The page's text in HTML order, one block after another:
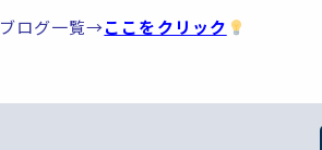
ブログ一覧→ここをクリック